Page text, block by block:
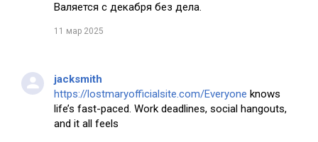
Валяется с декабря без дела.
11 мар 2025
jacksmith
https://lostmaryofficialsite.com/Everyone knows
life’s fast-paced. Work deadlines, social hangouts,
and it all feels